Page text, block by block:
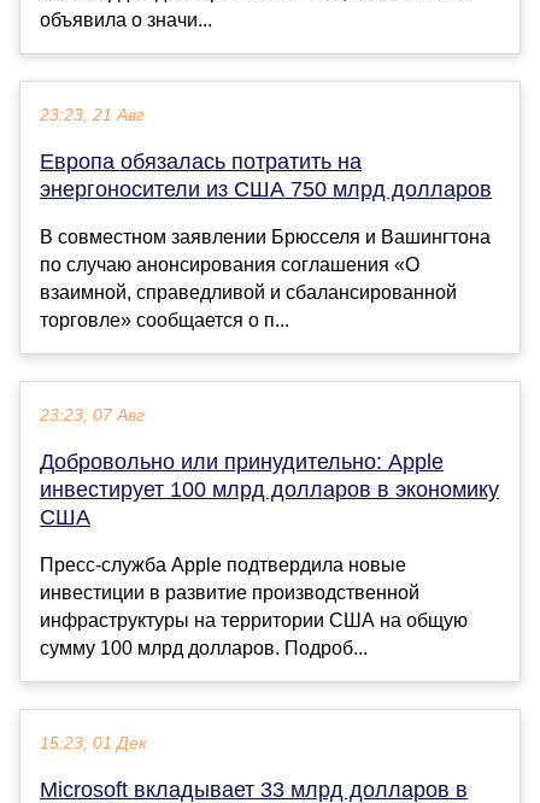
объявила о значи...
23:23, 21 Авг
Европа обязалась потратить на
энергоносители из США 750 млрд долларов
В совместном заявлении Брюсселя и Вашингтона
по случаю анонсирования соглашения «О
взаимной, справедливой и сбалансированной
торговле» сообщается о п...
23:23, 07 Авг
Добровольно или принудительно: Apple
инвестирует 100 млрд долларов в экономику
США
Пресс-служба Apple подтвердила новые
инвестиции в развитие производственной
инфраструктуры на территории США на общую
сумму 100 млрд долларов. Подроб...
15:23, 01 Дек
Microsoft вкладывает 33 млрд долларов в